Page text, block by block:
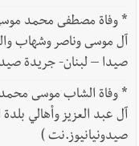
*
آل موسى وناصر وشهاب
صيدا – لبنان- جريدة
*
آل عبد العزيز وأهالي
صيدونيانيوز.نت )